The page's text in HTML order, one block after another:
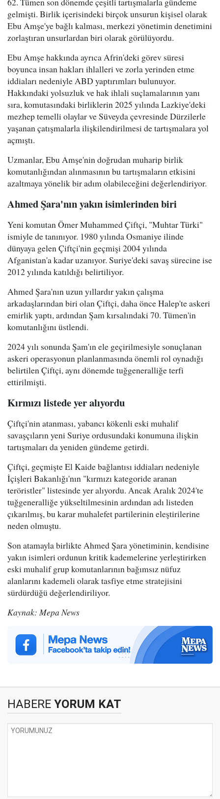
gelmişti. Birlik içerisindeki birçok unsurun kişisel olarak
Ebu Amşe'ye bağlı kalması, merkezi yönetimin denetimini
zorlaştıran unsurlardan biri olarak görülüyordu.
Ebu Amşe hakkında ayrıca Afrin'deki görev süresi
boyunca insan hakları ihlalleri ve zorla yerinden etme
iddiaları nedeniyle ABD yaptırımları bulunuyor.
Hakkındaki yolsuzluk ve hak ihlali suçlamalarının yanı
sıra, komutasındaki birliklerin 2025 yılında Lazkiye'deki
mezhep temelli olaylar ve Süveyda çevresinde Dürzilerle
yaşanan çatışmalarla ilişkilendirilmesi de tartışmalara yol
açmıştı.
Uzmanlar, Ebu Amşe'nin doğrudan muharip birlik
komutanlığından alınmasının bu tartışmaların etkisini
azaltmaya yönelik bir adım olabileceğini değerlendiriyor.
Ahmed Şara'nın yakın isimlerinden biri
Yeni komutan Ömer Muhammed Çiftçi, "Muhtar Türki"
ismiyle de tanınıyor. 1980 yılında Osmaniye ilinde
dünyaya gelen Çiftçi'nin geçmişi 2004 yılında
Afganistan'a kadar uzanıyor. Suriye'deki savaş sürecine ise
2012 yılında katıldığı belirtiliyor.
Ahmed Şara'nın uzun yıllardır yakın çalışma
arkadaşlarından biri olan Çiftçi, daha önce Halep'te askeri
emirlik yaptı, ardından Şam kırsalındaki 70. Tümen'in
komutanlığını üstlendi.
2024 yılı sonunda Şam'ın ele geçirilmesiyle sonuçlanan
askeri operasyonun planlanmasında önemli rol oynadığı
belirtilen Çiftçi, aynı dönemde tuğgeneralliğe terfi
ettirilmişti.
Kırmızı listede yer alıyordu
Çiftçi'nin atanması, yabancı kökenli eski muhalif
savaşçıların yeni Suriye ordusundaki konumuna ilişkin
tartışmaları da yeniden gündeme getirdi.
Çiftçi, geçmişte El Kaide bağlantısı iddiaları nedeniyle
İçişleri Bakanlığı'nın "kırmızı kategoride aranan
teröristler" listesinde yer alıyordu. Ancak Aralık 2024'te
tuğgeneralliğe yükseltilmesinin ardından adı listeden
çıkarılmış, bu karar muhalefet partilerinin eleştirilerine
neden olmuştu.
Son atamayla birlikte Ahmed Şara yönetiminin, kendisine
yakın isimleri ordunun kritik kademelerine yerleştirirken
eski muhalif grup komutanlarının bağımsız nüfuz
alanlarını kademeli olarak tasfiye etme stratejisini
sürdürdüğü değerlendiriliyor.
Kaynak: Mepa News
HABERE YORUM KAT